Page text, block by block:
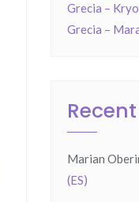
Grecia –
Grecia –
Marian
(ES)